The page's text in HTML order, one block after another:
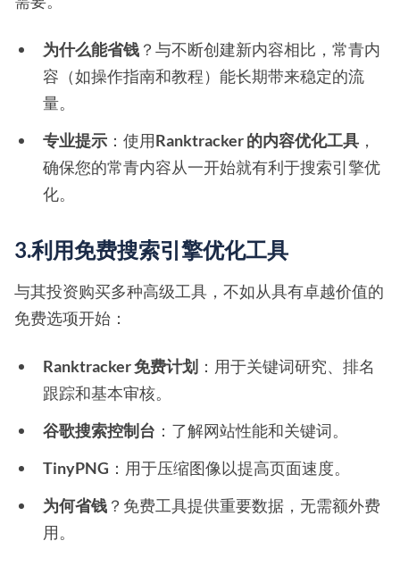
为什么能省钱 ？与不断创建新内容相比，常青内
容（如操作指南和教程）能长期带来稳定的流
量。
专业提示 ：使用Ranktracker 的内容优化工具 ，
确保您的常青内容从一开始就有利于搜索引擎优
化。
3.利用免费搜索引擎优化工具
与其投资购买多种高级工具，不如从具有卓越价值的
免费选项开始：
Ranktracker 免费计划 ：用于关键词研究、排名
跟踪和基本审核。
谷歌搜索控制台 ：了解网站性能和关键词。
TinyPNG ：用于压缩图像以提高页面速度。
为何省钱 ？免费工具提供重要数据，无需额外费
用。